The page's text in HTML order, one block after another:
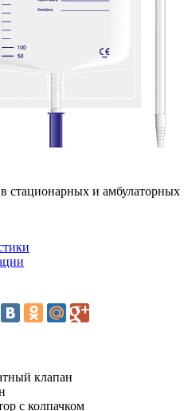
стационарных и амбулаторных
клапан
с колпачком